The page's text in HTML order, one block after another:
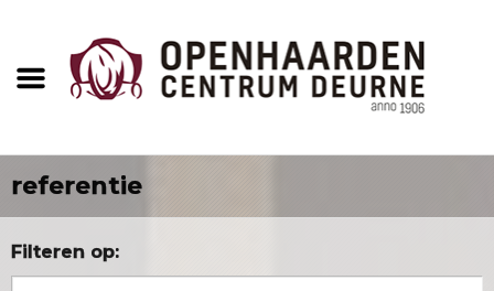
referentie
Filteren op: